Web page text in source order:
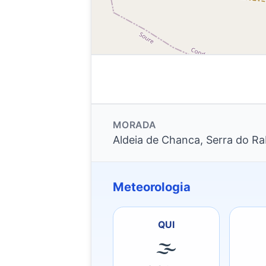
MORADA
Aldeia de Chanca, Serra do
Meteorologia
QUI
🌫